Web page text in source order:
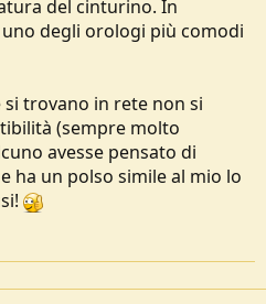
del cinturino. In
degli orologi più comodi
trovano in rete non si
(sempre molto
avesse pensato di
ha un polso simile al mio lo